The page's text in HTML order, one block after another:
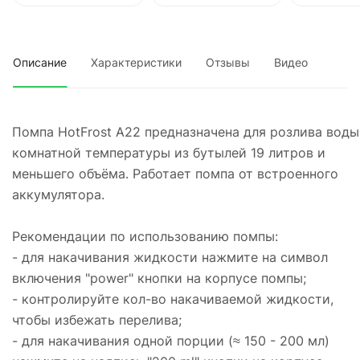
Описание Характеристики Отзывы Видео
Помпа HotFrost A22 предназначена для розлива воды
комнатной температуры из бутылей 19 литров и
меньшего объёма. Работает помпа от встроенного
аккумулятора.
Рекомендации по использованию помпы:
- для накачивания жидкости нажмите на символ
включения "power" кнопки на корпусе помпы;
- контролируйте кол-во накачиваемой жидкости,
чтобы избежать перелива;
- для накачивания одной порции (≈ 150 - 200 мл)